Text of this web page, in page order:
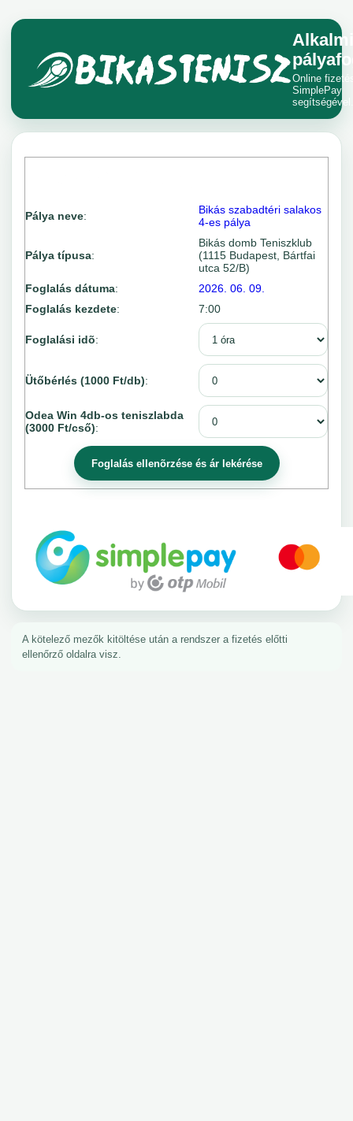
Alkalmi
Online
SimplePay
segítségével.
Pálya neve:
Bikás szabadtéri salakos
4-es pálya
Pálya típusa:
Bikás domb Teniszklub
(1115 Budapest, Bártfai
utca 52/B)
Foglalás dátuma:
2026. 06. 09.
Foglalás kezdete: 7:00
Foglalási idõ:
Ütőbérlés (1000 Ft/db):
Odea Win 4db-os teniszlabda
(3000 Ft/cső):
A kötelező mezők kitöltése után a rendszer a fizetés előtti
ellenőrző oldalra visz.